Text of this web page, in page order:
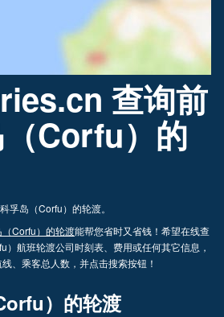
查询前
Corfu）的
孚岛（Corfu）的轮渡。
Corfu）的轮渡能帮您省时又省钱！希望在线查
）航班轮渡公司时刻表、费用或任何其它信息，
、乘客总人数，并点击搜索按钮！
）的轮渡